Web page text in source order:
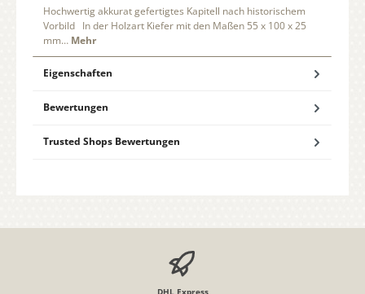
Hochwertig akkurat gefertigtes Kapitell nach historischem
Vorbild In der Holzart Kiefer mit den Maßen 55 x 100 x 25
mm… Mehr
Eigenschaften
Bewertungen
Trusted Shops Bewertungen
DHL Express